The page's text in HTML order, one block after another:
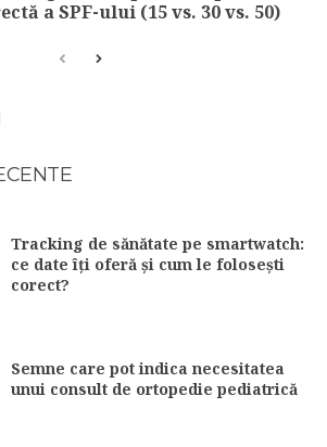
a SPF-ului (15 vs. 30 vs. 50)
Tracking de sănătate pe smartwatch:
ce date îți oferă și cum le folosești
corect?
Semne care pot indica necesitatea
unui consult de ortopedie pediatrică